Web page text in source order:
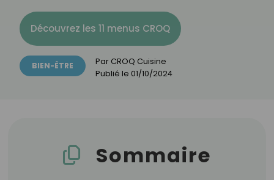
Découvrez les 11 menus CROQ
BIEN-ÊTRE Par CROQ Cuisine
Publié le 01/10/2024
Sommaire